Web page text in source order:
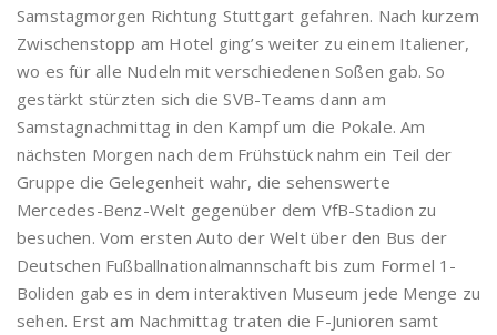
Samstagmorgen Richtung Stuttgart gefahren. Nach kurzem
Zwischenstopp am Hotel ging’s weiter zu einem Italiener,
wo es für alle Nudeln mit verschiedenen Soßen gab. So
gestärkt stürzten sich die SVB-Teams dann am
Samstagnachmittag in den Kampf um die Pokale. Am
nächsten Morgen nach dem Frühstück nahm ein Teil der
Gruppe die Gelegenheit wahr, die sehenswerte
Mercedes-Benz-Welt gegenüber dem VfB-Stadion zu
besuchen. Vom ersten Auto der Welt über den Bus der
Deutschen Fußballnationalmannschaft bis zum Formel 1-
Boliden gab es in dem interaktiven Museum jede Menge zu
sehen. Erst am Nachmittag traten die F-Junioren samt